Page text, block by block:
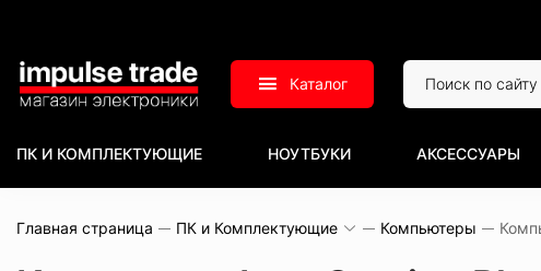
Каталог
ПК И КОМПЛЕКТУЮЩИЕ НОУТБУКИ АКСЕССУАРЫ
Главная страница ПК и Комплектующие Компьютеры